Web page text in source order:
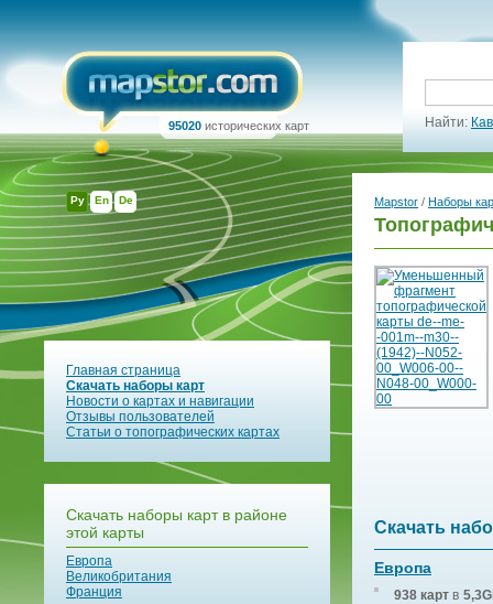
Ру En De
95020 исторических карт Найти:
Главная страница
Скачать наборы карт
Новости о картах и навигации
Отзывы пользователей
Статьи о топографических картах
Скачать наборы карт в районе
этой карты
Европа
Великобритания
Франция
Mapstor / Наборы
Скачать
Европа
938 карт в